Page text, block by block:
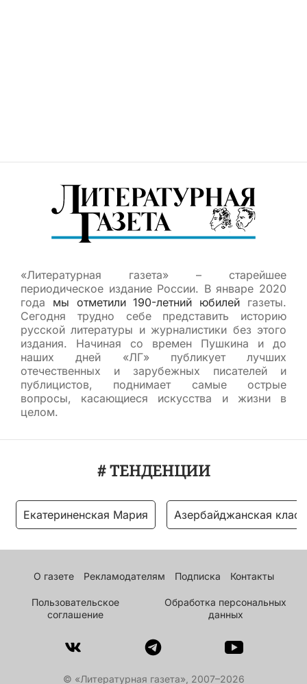
«Литературная газета» – старейшее
периодическое издание России. В январе 2020
года мы отметили 190-летний юбилей газеты.
Сегодня трудно себе представить историю
русской литературы и журналистики без этого
издания. Начиная со времен Пушкина и до
наших дней «ЛГ» публикует лучших
отечественных и зарубежных писателей и
публицистов, поднимает самые острые
вопросы, касающиеся искусства и жизни в
целом.
# ТЕНДЕНЦИИ
Екатериненская Мария Азербайджанская
О газете Рекламодателям Подписка Контакты
Пользовательское
соглашение
Обработка персональных
данных
© «Литературная газета», 2007–2026